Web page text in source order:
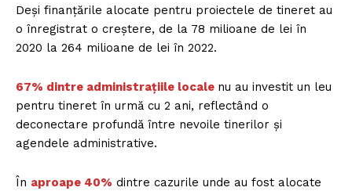
Deși finanțările alocate pentru proiectele de tineret au
o înregistrat o creștere, de la 78 milioane de lei în
2020 la 264 milioane de lei în 2022.
67% dintre administrațiile locale nu au investit un leu
pentru tineret în urmă cu 2 ani, reflectând o
deconectare profundă între nevoile tinerilor și
agendele administrative.
În aproape 40% dintre cazurile unde au fost alocate